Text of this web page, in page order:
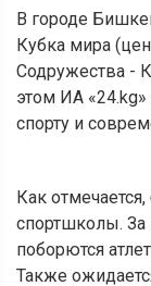
В городе
Кубка мира
Содружества -
этом ИА
спорту и
Как
спортшколы. За
поборются
Также